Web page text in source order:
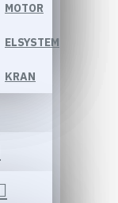
MOTOR
ELSYSTEM
KRAN